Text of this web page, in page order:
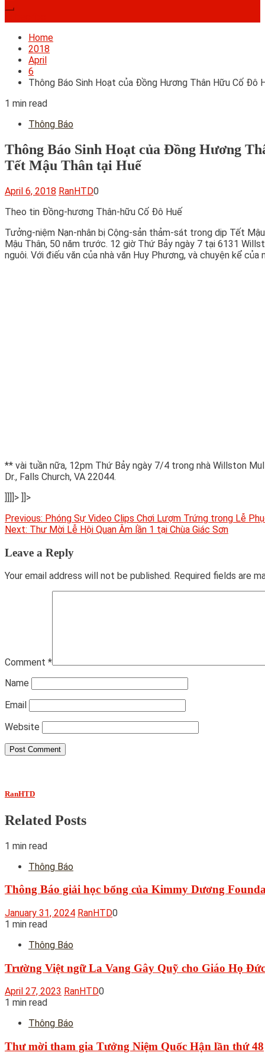
Home
2018
April
6
Thông Báo Sinh Hoạt của Đồng Hương Thân Hữu Cố Đô
1 min read
Thông Báo
Thông Báo Sinh Hoạt của Đồng Hương
Tết Mậu Thân tại Huế
April 6, 2018 RanHTD0
Theo tin Đồng-hương Thân-hữu Cố Đô Huế
Tưởng-niệm Nạn-nhân bị Cộng-sản thảm-sát trong dịp Tết
Mậu Thân, 50 năm trước. 12 giờ Thứ Bảy ngày 7 tại 6131
nguôi. Với điếu văn của nhà văn Huy Phương, và chuyện kể
** vài tuần nữa, 12pm Thứ Bảy ngày 7/4 trong nhà Willston
Dr., Falls Church, VA 22044.
]]]]> ]]>
Post
navigation
Previous: Phóng Sự Video Clips Chơi Lượm Trứng trong Lễ
Next: Thư Mời Lễ Hội Quan Âm lần 1 tại Chùa Giác Sơn
Leave a Reply
Your email address will not be published. Required fields are
Comment *
Name
Email
Website
RanHTD
Related Posts
1 min read
Thông Báo
Thông Báo giải học bổng của Kimmy Dương
January 31, 2024 RanHTD0
1 min read
Thông Báo
Trường Việt ngữ La Vang Gây Quỹ cho Giáo Họ
April 27, 2023 RanHTD0
1 min read
Thông Báo
Thư mời tham gia Tưởng Niệm Quốc Hận lần thứ 48